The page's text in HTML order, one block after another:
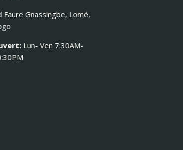
Faure Gnassingbe, Lomé,
Lun- Ven 7:30AM-